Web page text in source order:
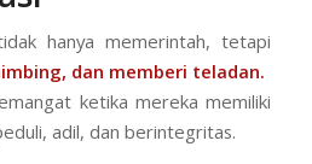
hanya memerintah, tetapi
dan memberi teladan.
ketika mereka memiliki
adil, dan berintegritas.